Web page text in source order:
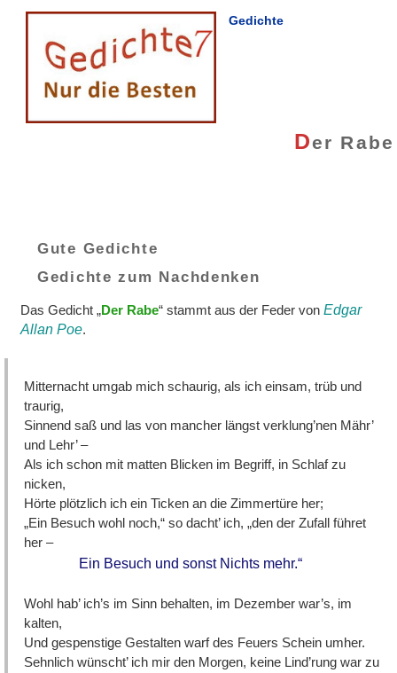
Gedichte
Der Rabe
Gute Gedichte
Gedichte zum Nachdenken
Das Gedicht „Der Rabe“ stammt aus der Feder vonEdgar
Allan Poe.
Mitternacht umgab mich schaurig, als ich einsam, trüb und
traurig,
Sinnend saß und las von mancher längst verklung’nen Mähr’
und Lehr’ –
Als ich schon mit matten Blicken im Begriff, in Schlaf zu
nicken,
Hörte plötzlich ich ein Ticken an die Zimmertüre her;
„Ein Besuch wohl noch,“ so dacht’ ich, „den der Zufall führet
her –
Ein Besuch und sonst Nichts mehr.“
Wohl hab’ ich’s im Sinn behalten, im Dezember war’s, im
kalten,
Und gespenstige Gestalten warf des Feuers Schein umher.
Sehnlich wünscht’ ich mir den Morgen, keine Lind’rung war zu